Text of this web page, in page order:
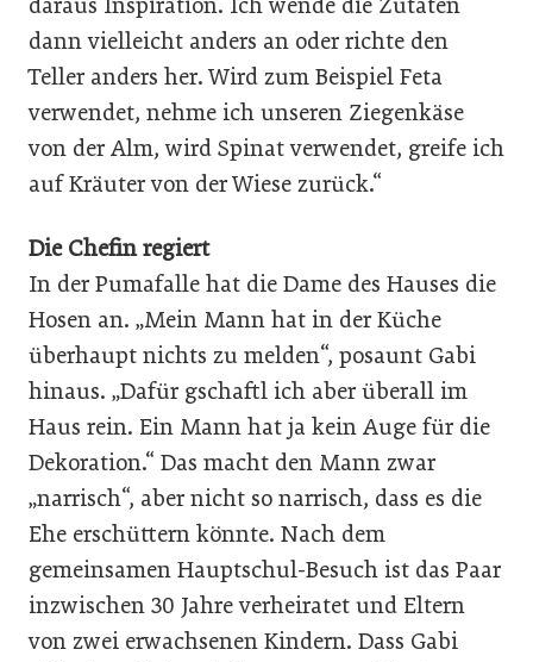
dann vielleicht anders an oder richte den
Teller anders her. Wird zum Beispiel Feta
verwendet, nehme ich unseren Ziegenkäse
von der Alm, wird Spinat verwendet, greife ich
auf Kräuter von der Wiese zurück.“
Die Chefin regiert
In der Pumafalle hat die Dame des Hauses die
Hosen an. „Mein Mann hat in der Küche
überhaupt nichts zu melden“, posaunt Gabi
hinaus. „Dafür gschaftl ich aber überall im
Haus rein. Ein Mann hat ja kein Auge für die
Dekoration.“ Das macht den Mann zwar
„narrisch“, aber nicht so narrisch, dass es die
Ehe erschüttern könnte. Nach dem
gemeinsamen Hauptschul-Besuch ist das Paar
inzwischen 30 Jahre verheiratet und Eltern
von zwei erwachsenen Kindern. Dass Gabi